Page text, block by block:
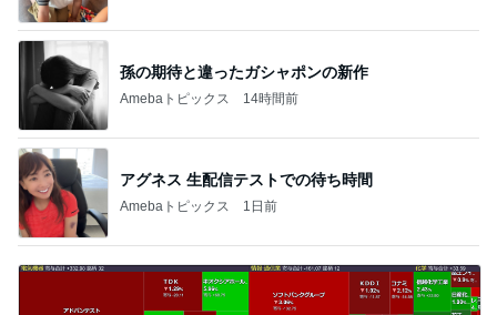
孫の期待と違ったガシャポンの新作
Amebaトピックス 14時間前
アグネス 生配信テストでの待ち時間
Amebaトピックス 1日前